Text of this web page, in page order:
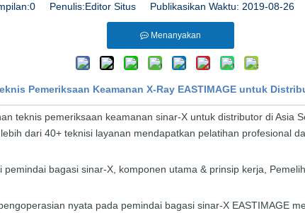
0 Penulis:Editor Situs Publikasikan Waktu: 2019-08-
Menanyakan
Pemeriksaan Keamanan X-Ray EASTIMAGE untuk
teknis pemeriksaan keamanan sinar-X untuk distributor di Asia
dari 40+ teknisi layanan mendapatkan pelatihan profesional
bagasi sinar-X, komponen utama & prinsip kerja,
nyata pada pemindai bagasi sinar-X EASTIMAGE